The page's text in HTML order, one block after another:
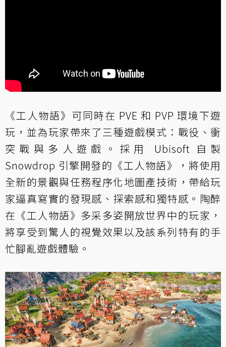
《工人物語》可同時在 PVE 和 PVP 環境下遊
玩，並為玩家帶來了三種遊戲模式：戰役、衝
突戰與多人遊戲。採用 Ubisoft 自製
Snowdrop 引擎開發的《工人物語》，將使用
全新的景觀與任務程序化地圖產技術，帶給玩
家逼真寫實的發現感、探索感和獨特感。陶醉
在《工人物語》多采多姿開放世界中的玩家，
將享受到驚人的視覺效果以及該系列特有的手
忙腳亂遊戲體驗。